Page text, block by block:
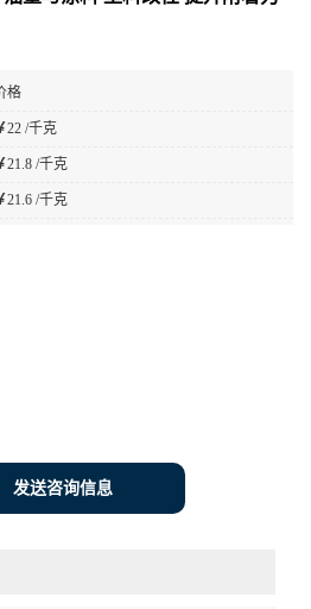
格
22 /千克
21.8 /千克
21.6 /千克
发送咨询信息